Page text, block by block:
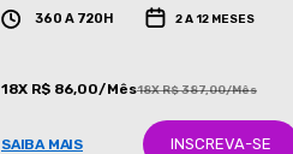
360 A 720H 2 A 12 MESES
18X R$ 86,00/Mês18X R$ 387,00/Mês
SAIBA MAIS INSCREVA-SE